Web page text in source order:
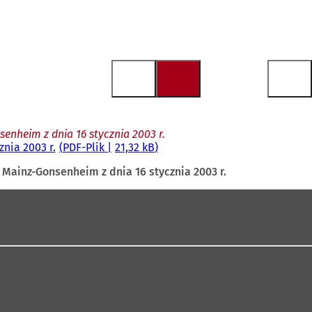
z dnia 16 stycznia 2003 r.
2003 r. PDF-Plik 21,32 kB
Gonsenheim z dnia 16 stycznia 2003 r.